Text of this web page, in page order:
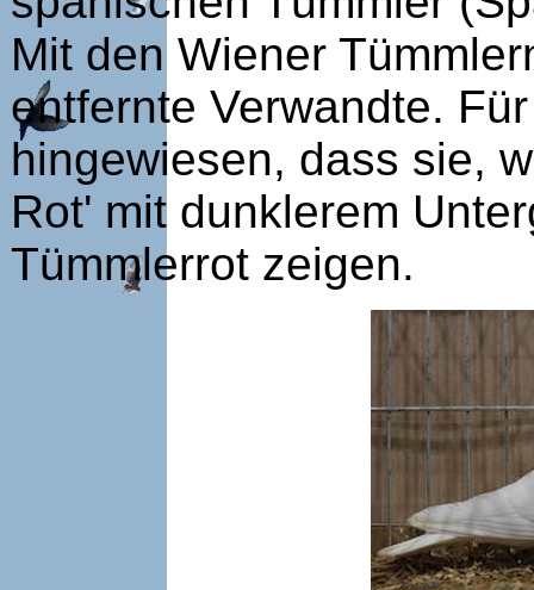
Mit den Wiener
entfernte Verwandte.
hingewiesen, dass sie,
Rot' mit dunklerem
Tümmlerrot zeigen.